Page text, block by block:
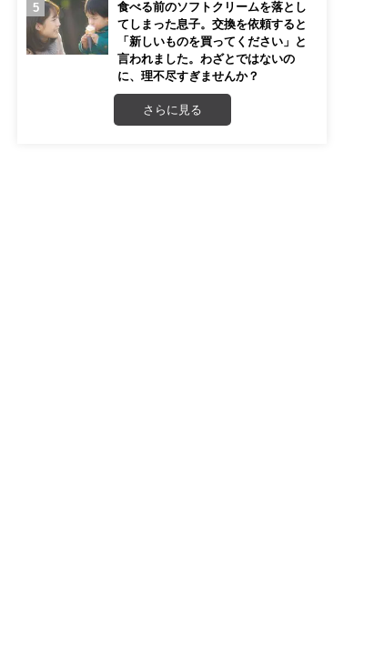
食べる前のソフトクリームを落とし
てしまった息子。交換を依頼すると
「新しいものを買ってください」と
言われました。わざとではないの
に、理不尽すぎませんか？
さらに見る